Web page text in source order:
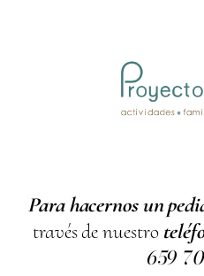
Para hacernos un
través de nuestro
659